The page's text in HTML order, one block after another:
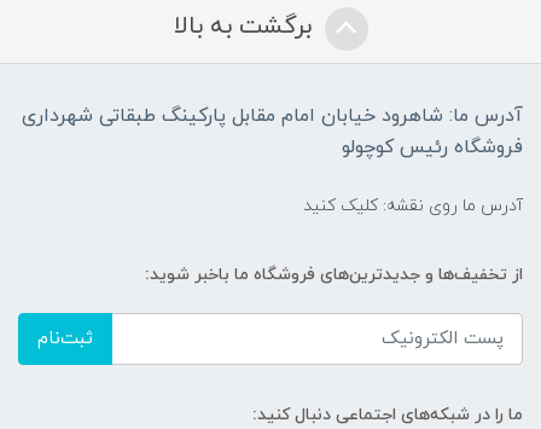
برگشت به بالا
آدرس ما: شاهرود خیابان امام مقابل پارکینگ طبقاتی شهرداری
فروشگاه رئیس کوچولو
آدرس ما روی نقشه: کلیک کنید
از تخفیف‌ها و جدیدترین‌های فروشگاه ما باخبر شوید:
ثبت‌نام
ما را در شبکه‌های اجتماعی دنبال کنید: